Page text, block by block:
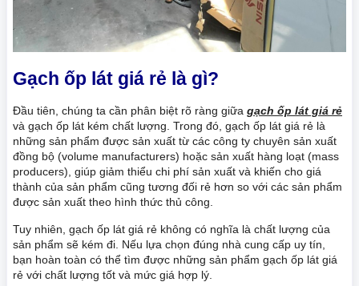
Gạch ốp lát giá rẻ là gì?
Đầu tiên, chúng ta cần phân biệt rõ ràng giữa gạch ốp lát giá rẻ
và gạch ốp lát kém chất lượng. Trong đó, gạch ốp lát giá rẻ là
những sản phẩm được sản xuất từ các công ty chuyên sản xuất
đồng bộ (volume manufacturers) hoặc sản xuất hàng loạt (mass
producers), giúp giảm thiểu chi phí sản xuất và khiến cho giá
thành của sản phẩm cũng tương đối rẻ hơn so với các sản phẩm
được sản xuất theo hình thức thủ công.
Tuy nhiên, gạch ốp lát giá rẻ không có nghĩa là chất lượng của
sản phẩm sẽ kém đi. Nếu lựa chọn đúng nhà cung cấp uy tín,
bạn hoàn toàn có thể tìm được những sản phẩm gạch ốp lát giá
rẻ với chất lượng tốt và mức giá hợp lý.